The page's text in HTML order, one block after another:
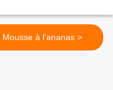
Mousse à l'ananas >